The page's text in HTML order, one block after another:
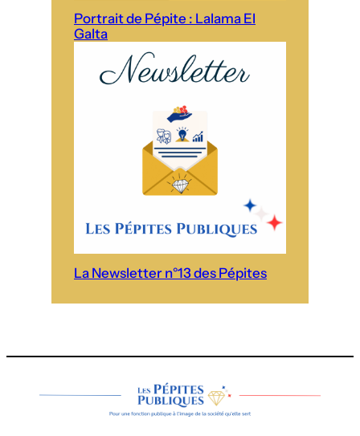
Portrait de Pépite : Lalama El
Galta
La Newsletter n°13 des Pépites